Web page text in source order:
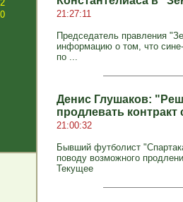
21:27:11
Председатель правления
информацию о том, что
по ...
Денис Глушаков:
продлевать
21:00:32
Бывший футболист
поводу возможного
Текущее